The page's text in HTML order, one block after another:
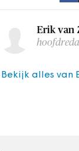
Erik van
Bekijk alles van